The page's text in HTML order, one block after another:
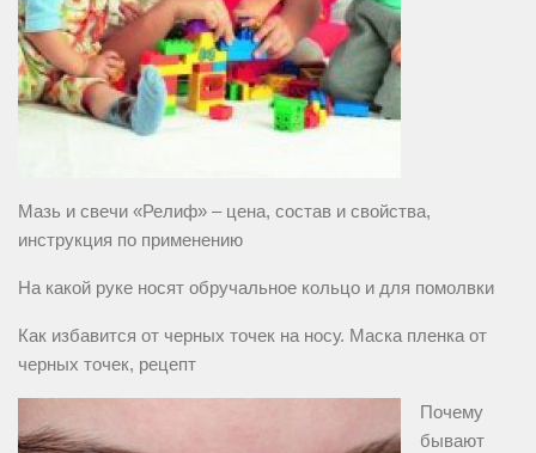
Мазь и свечи «Релиф» – цена, состав и свойства,
инструкция по применению
На какой руке носят обручальное кольцо и для помолвки
Как избавится от черных точек на носу. Маска пленка от
черных точек, рецепт
Почему
бывают